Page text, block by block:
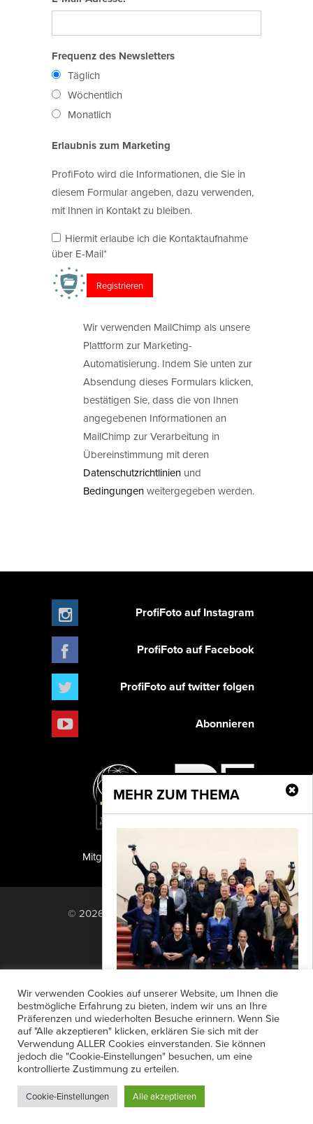
Frequenz des Newsletters
Täglich
Wöchentlich
Monatlich
Erlaubnis zum Marketing
ProfiFoto wird die Informationen, die Sie in
diesem Formular angeben, dazu verwenden,
mit Ihnen in Kontakt zu bleiben.
Hiermit erlaube ich die Kontaktaufnahme
über E-Mail*
Wir verwenden MailChimp als unsere
Plattform zur Marketing-
Automatisierung. Indem Sie unten zur
Absendung dieses Formulars klicken,
bestätigen Sie, dass die von Ihnen
angegebenen Informationen an
MailChimp zur Verarbeitung in
Übereinstimmung mit deren
Datenschutzrichtlinien und
Bedingungenweitergegeben werden.
MEHR ZUM THEMA
Europäischer Dachverband
Der Deutsche Fotorat initiiert die
Gründung eines Europäischen
Dachverbands für Fotografie. Ziel ist es,
gemeinsam mit Organisationen...
ProfiFoto auf Instagram
ProfiFoto auf Facebook
ProfiFoto auf twitter folgen
Abonnieren
PF Publishing GmbH
Mitglied der TIPA
© 2026 PF Publishing GmbH. All rights
reserved.
Nach oben
Anzeigensuche
Shop
Zahlungsarten
Widerrufsbelehrung
Datenschutz
AGB
Newsletter-Anmeldung
Verträge hier kündigen
Mein Account
Passwort vergessen
Wir verwenden Cookies auf unserer Website, um Ihnen die
bestmögliche Erfahrung zu bieten, indem wir uns an Ihre
Präferenzen und wiederholten Besuche erinnern. Wenn Sie
auf "Alle akzeptieren" klicken, erklären Sie sich mit der
Verwendung ALLER Cookies einverstanden. Sie können
jedoch die "Cookie-Einstellungen" besuchen, um eine
kontrollierte Zustimmung zu erteilen.
Cookie-Einstellungen Alle akzeptieren